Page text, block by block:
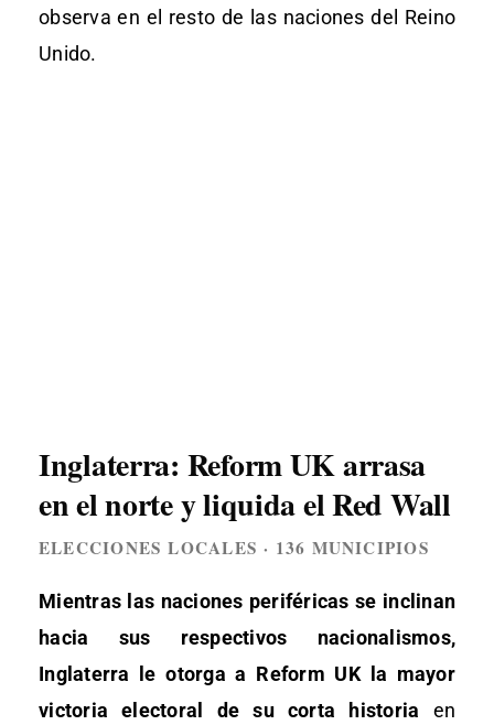
observa en el resto de las naciones del Reino
Unido.
Inglaterra: Reform UK arrasa
en el norte y liquida el Red Wall
ELECCIONES LOCALES · 136 MUNICIPIOS
Mientras las naciones periféricas se inclinan
hacia sus respectivos nacionalismos,
Inglaterra le otorga a Reform UK la mayor
victoria electoral de su corta historia en